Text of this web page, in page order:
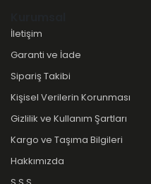
İletişim
Garanti ve İade
Sipariş Takibi
Kişisel Verilerin Korunması
Gizlilik ve Kullanım Şartları
Kargo ve Taşıma Bilgileri
Hakkımızda